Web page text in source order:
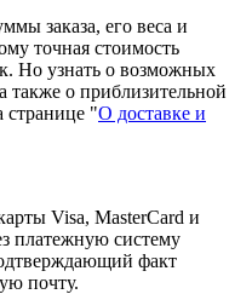
заказа, его веса и
точная стоимость
Но узнать о возможных
также о приблизительной
странице "О доставке и
Visa, MasterCard и
платежную систему
факт
почту.